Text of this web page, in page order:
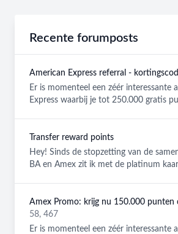
Recente forumposts
Er is momenteel een zéér interessante
Express waarbij je tot 250.000 gratis
Transfer reward points
Hey! Sinds de stopzetting van de
BA en Amex zit ik met de platinum
58, 467
Er is momenteel een zéér interessante